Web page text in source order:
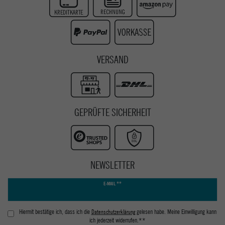
Youtube
VERSAND
GEPRÜFTE SICHERHEIT
NEWSLETTER
E-MAIL **
Hiermit bestätige ich, dass ich die Daten­schutz­erklärunggelesen habe. Meine Einwilligung kann
ich jederzeit widerrufen.**